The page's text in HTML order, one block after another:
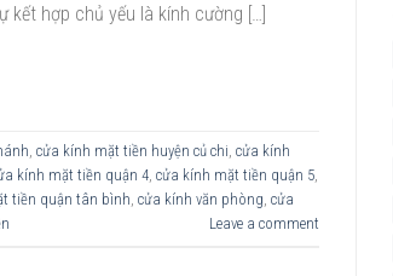
kết hợp chủ yếu là kính cường […]
, cửa kính mặt tiền huyện củ chi, cửa kính
kính mặt tiền quận 4, cửa kính mặt tiền quận 5,
tiền quận tân bình, cửa kính văn phòng, cửa
Leave a comment